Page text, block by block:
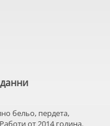
бельо, пердета,
от 2014 година.